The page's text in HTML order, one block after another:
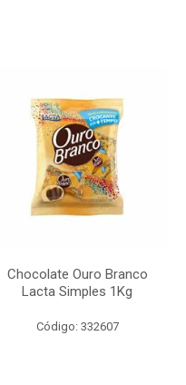
Chocolate Ouro Branco
Lacta Simples 1Kg
Código: 332607